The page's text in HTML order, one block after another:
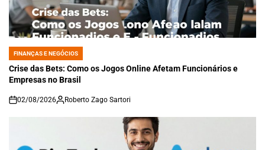
POSTED
IN
FINANÇAS E NEGÓCIOS
Crise das Bets: Como os Jogos Online Afetam Funcionários e
Empresas no Brasil
on
02/08/2026 Roberto Zago Sartori